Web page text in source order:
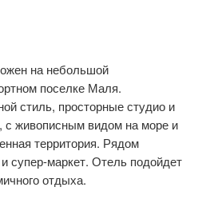
на небольшой
поселке Маля.
стиль, просторные студио и
с живописным видом на море и
территория. Рядом
супер-маркет. Отель подойдет
отдыха.